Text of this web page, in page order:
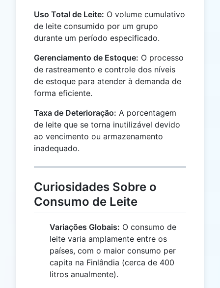
Uso Total de Leite: O volume cumulativo
de leite consumido por um grupo
durante um período especificado.
Gerenciamento de Estoque: O processo
de rastreamento e controle dos níveis
de estoque para atender à demanda de
forma eficiente.
Taxa de Deterioração: A porcentagem
de leite que se torna inutilizável devido
ao vencimento ou armazenamento
inadequado.
Curiosidades Sobre o
Consumo de Leite
Variações Globais: O consumo de
leite varia amplamente entre os
países, com o maior consumo per
capita na Finlândia (cerca de 400
litros anualmente).